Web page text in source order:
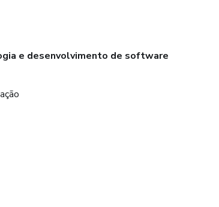
e desenvolvimento de software